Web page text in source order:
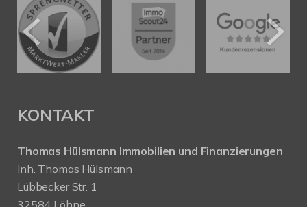
KONTAKT
Thomas Hülsmann Immobilien und Finanzierungen
Inh. Thomas Hülsmann
Lübbecker Str. 1
32584 Löhne